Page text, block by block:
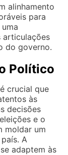
alinhamento
para
articulações
do governo.
Político
crucial que
às
decisões
e o
moldar um
A
adaptem às